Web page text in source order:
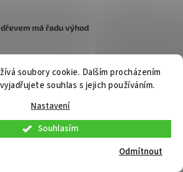
soubory cookie. Dalším procházením
souhlas s jejich používáním.
Nastavení
Odmítnout
Souhlasím
osobní konzultace a telefonická podpora
Osobní odběr již připravených objednávek
má řadu výhod